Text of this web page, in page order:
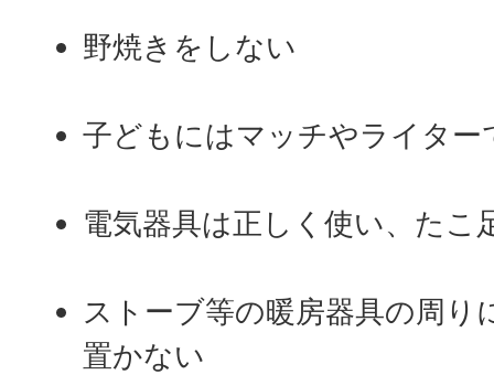
野焼きをしない
子どもにはマッチやライター
電気器具は正しく使い、たこ
ストーブ等の暖房器具の周り
置かない